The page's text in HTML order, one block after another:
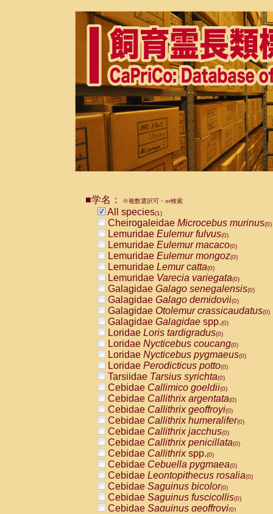
■学名： ※複数選択可・or検索
All species(1)
Cheirogaleidae Microcebus murinus(0)
Lemuridae Eulemur fulvus(0)
Lemuridae Eulemur macaco(0)
Lemuridae Eulemur mongoz(0)
Lemuridae Lemur catta(0)
Lemuridae Varecia variegata(0)
Galagidae Galago senegalensis(0)
Galagidae Galago demidovii(0)
Galagidae Otolemur crassicaudatus(0)
Galagidae Galagidae spp.(0)
Loridae Loris tardigradus(0)
Loridae Nycticebus coucang(0)
Loridae Nycticebus pygmaeus(0)
Loridae Perodicticus potto(0)
Tarsiidae Tarsius syrichta(0)
Cebidae Callimico goeldii(0)
Cebidae Callithrix argentata(0)
Cebidae Callithrix geoffroyi(0)
Cebidae Callithrix humeralifer(0)
Cebidae Callithrix jacchus(0)
Cebidae Callithrix penicillata(0)
Cebidae Callithrixspp.(0)
Cebidae Cebuella pygmaea(0)
Cebidae Leontopithecus rosalia(0)
Cebidae Saguinus bicolor(0)
Cebidae Saguinus fuscicollis(0)
Cebidae Saguinus geoffroyi(0)